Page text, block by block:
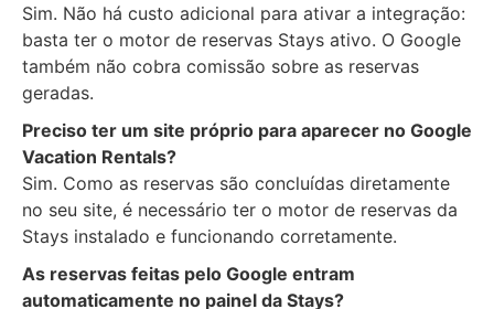
Sim. Não há custo adicional para ativar a integração:
basta ter o motor de reservas Stays ativo. O Google
também não cobra comissão sobre as reservas
geradas.
Preciso ter um site próprio para aparecer no Google
Vacation Rentals?
Sim. Como as reservas são concluídas diretamente
no seu site, é necessário ter o motor de reservas da
Stays instalado e funcionando corretamente.
As reservas feitas pelo Google entram
automaticamente no painel da Stays?